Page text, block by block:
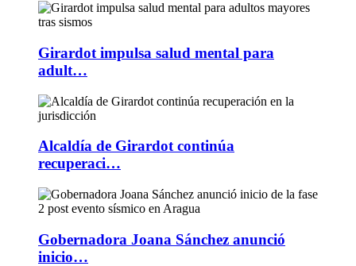
Girardot impulsa salud mental para
adult…
Alcaldía de Girardot continúa
recuperaci…
Gobernadora Joana Sánchez anunció
inicio…